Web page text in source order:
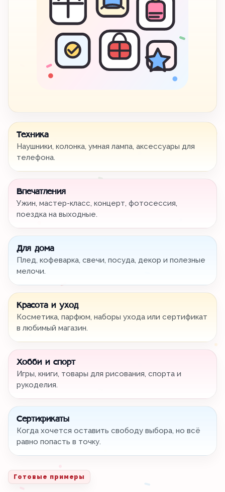
Техника
Наушники, колонка, умная лампа, аксессуары для
телефона.
Впечатления
Ужин, мастер-класс, концерт, фотосессия,
поездка на выходные.
Для дома
Плед, кофеварка, свечи, посуда, декор и полезные
мелочи.
Красота и уход
Косметика, парфюм, наборы ухода или сертификат
в любимый магазин.
Хобби и спорт
Игры, книги, товары для рисования, спорта и
рукоделия.
Сертификаты
Когда хочется оставить свободу выбора, но всё
равно попасть в точку.
Готовые примеры